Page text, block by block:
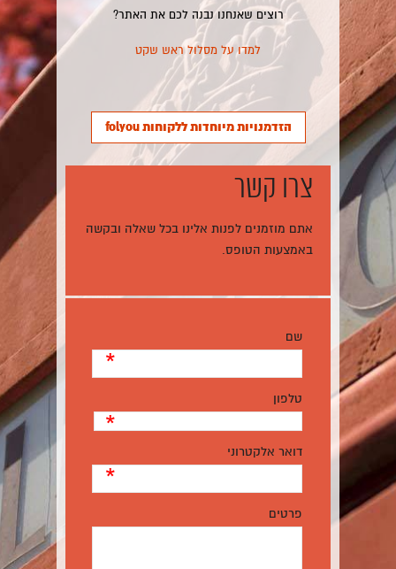
רוצים שאנחנו נבנה לכם את האתר?
למדו על מסלול ראש שקט
הזדמנויות מיוחדות ללקוחות folyou
צרו קשר
אתם מוזמנים לפנות אלינו בכל שאלה ובקשה
באמצעות הטופס.
שם
*
טלפון
*
דואר אלקטרוני
*
פרטים